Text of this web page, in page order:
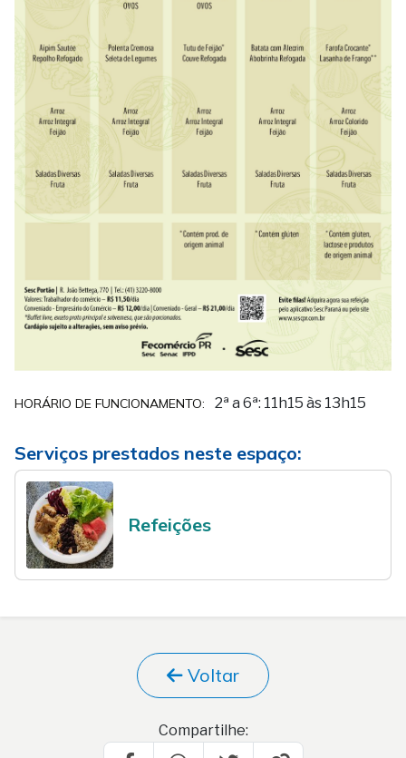
HORÁRIO DE FUNCIONAMENTO: 2ª a 6ª: 11h15 às 13h15
Serviços prestados neste espaço:
Refeições
Voltar
Compartilhe: